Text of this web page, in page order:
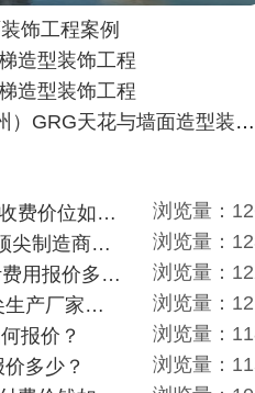
饰工程案例
造型装饰工程
造型装饰工程
罗浮宫家居艺术中心（广州）GRG天花与墙面造型装饰工程
淄博专业GRG设计材料厂收费价位如何？
浏览量：
珠海1443米²grg造型设计顶尖制造商付费付费多少？
浏览量：
重庆3217平方米GRG设计费用报价多少？
浏览量：
滨州1217平方grg设计顶尖生产厂家价目如何？
浏览量：
报价？
浏览量：
多少？
浏览量：